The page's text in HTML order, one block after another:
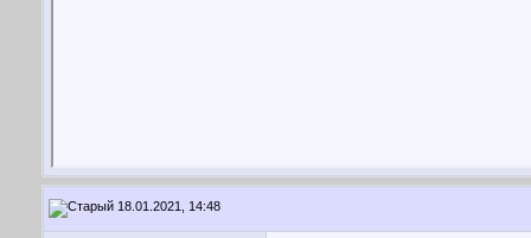
18.01.2021, 14:48